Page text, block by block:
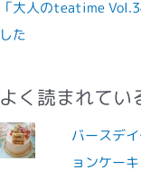
「大人のteatime
した
よく読まれてい
バースデ
ョンケーキ